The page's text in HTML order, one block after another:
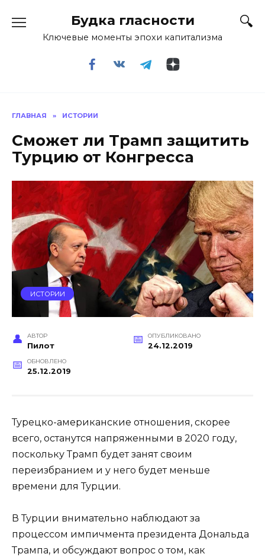
содержанию
Будка гласности
Ключевые моменты эпохи капитализма
ГЛАВНАЯ » ИСТОРИИ
Сможет ли Трамп защитить
Турцию от Конгресса
ИСТОРИИ
АВТОР
Пилот
ОПУБЛИКОВАНО
24.12.2019
ОБНОВЛЕНО
25.12.2019
Турецко-американские отношения, скорее
всего, останутся напряженными в 2020 году,
поскольку Трамп будет занят своим
переизбранием и у него будет меньше
времени для Турции.
В Турции внимательно наблюдают за
процессом импичмента президента Дональда
Трампа, и обсуждают вопрос о том, как